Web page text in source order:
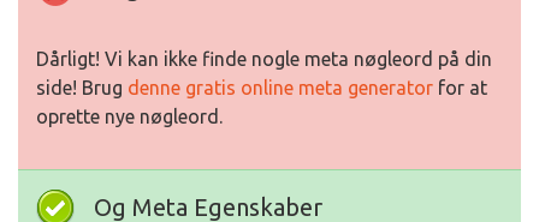
Dårligt! Vi kan ikke finde nogle meta nøgleord på din
side! Brug denne gratis online meta generator for at
oprette nye nøgleord.
Og Meta Egenskaber